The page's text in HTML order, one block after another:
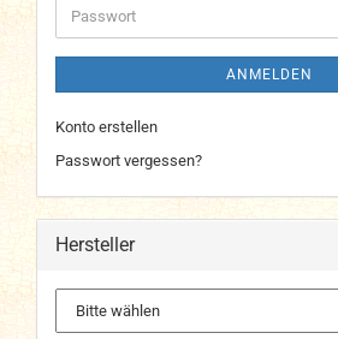
Passwort
ANMELDEN
Konto erstellen
Passwort vergessen?
Hersteller